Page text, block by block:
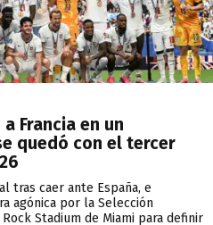
Francia en un
quedó con el tercer
tras caer ante España, e
agónica por la Selección
Stadium de Miami para definir